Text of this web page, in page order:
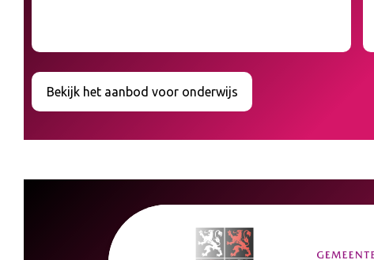
Bekijk het aanbod voor onderwijs